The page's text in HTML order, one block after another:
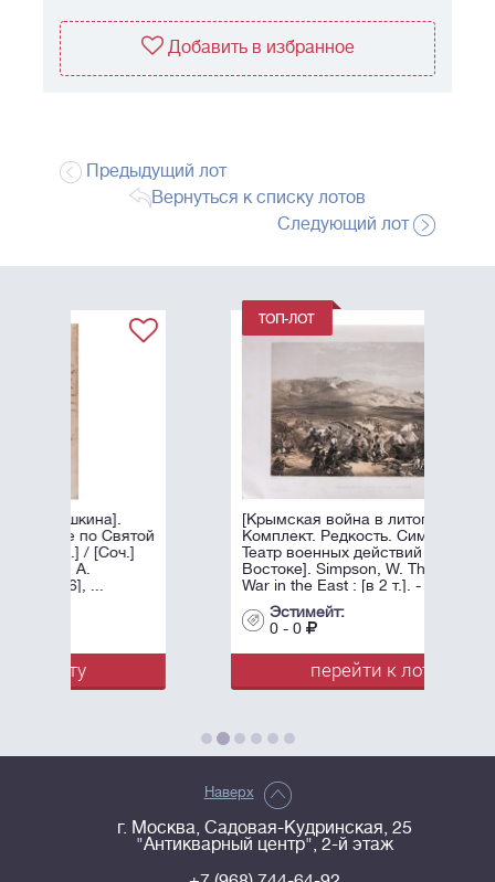
Добавить в избранное
Предыдущий лот
Вернуться к списку лотов
Следующий лот
[Крымская война в литографиях.
Комплект. Редкость. Симпсон, У.
Театр военных действий на
Востоке]. Simpson, W. The Seat of
War in the East : [в 2 т.]. - Лондон: ...
перейти к лоту
Наверх
г. Москва, Садовая-Кудринская, 25
"Антикварный центр", 2-й этаж